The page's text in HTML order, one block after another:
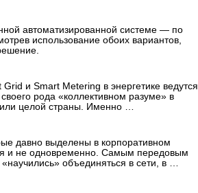
автоматизированной системе — по
использование обоих вариантов,
и Smart Metering в энергетике ведутся
рода «коллективном разуме» в
или целой страны. Именно …
давно выделены в корпоративном
и не одновременно. Самым передовым
объединяться в сети, в …